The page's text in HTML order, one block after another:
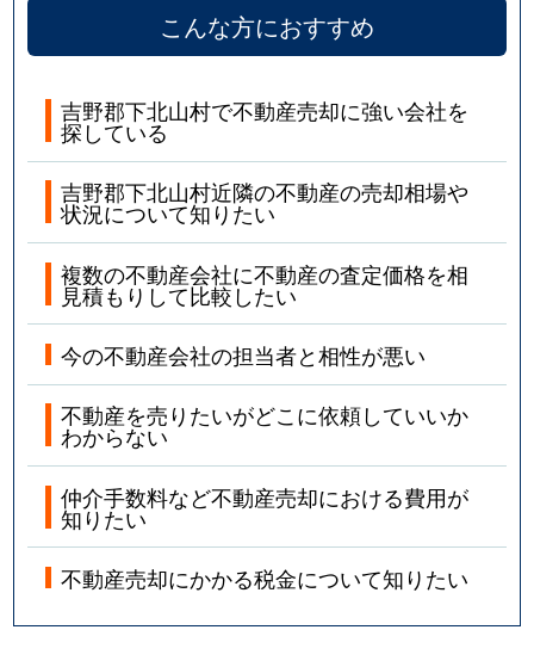
こんな方におすすめ
吉野郡下北山村で不動産売却に強い会社を
探している
吉野郡下北山村近隣の不動産の売却相場や
状況について知りたい
複数の不動産会社に不動産の査定価格を相
見積もりして比較したい
今の不動産会社の担当者と相性が悪い
不動産を売りたいがどこに依頼していいか
わからない
仲介手数料など不動産売却における費用が
知りたい
不動産売却にかかる税金について知りたい